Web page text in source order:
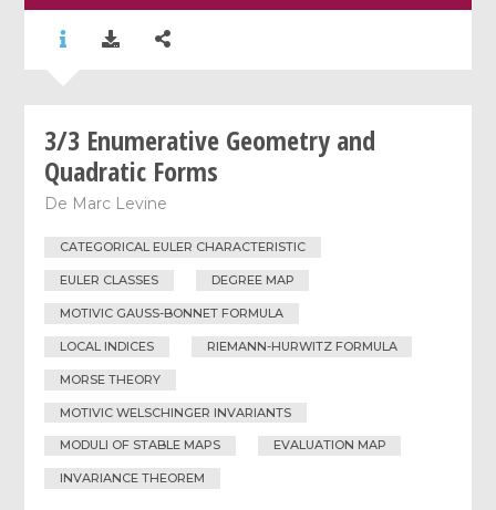
3/3 Enumerative Geometry and
Quadratic Forms
De Marc Levine
CATEGORICAL EULER CHARACTERISTIC
EULER CLASSES DEGREE MAP
MOTIVIC GAUSS-BONNET FORMULA
LOCAL INDICES RIEMANN-HURWITZ FORMULA
MORSE THEORY
MOTIVIC WELSCHINGER INVARIANTS
MODULI OF STABLE MAPS EVALUATION MAP
INVARIANCE THEOREM